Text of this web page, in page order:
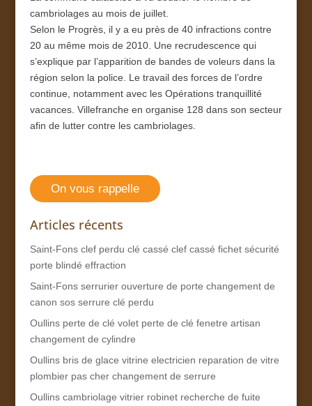
cambriolages au mois de juillet.
Selon le Progrès, il y a eu près de 40 infractions contre
20 au même mois de 2010. Une recrudescence qui
s’explique par l’apparition de bandes de voleurs dans la
région selon la police. Le travail des forces de l’ordre
continue, notamment avec les Opérations tranquillité
vacances. Villefranche en organise 128 dans son secteur
afin de lutter contre les cambriolages.
On vous rappelle
Articles récents
Saint-Fons clef perdu clé cassé clef cassé fichet sécurité
porte blindé effraction
Saint-Fons serrurier ouverture de porte changement de
canon sos serrure clé perdu
Oullins perte de clé volet perte de clé fenetre artisan
changement de cylindre
Oullins bris de glace vitrine electricien reparation de vitre
plombier pas cher changement de serrure
Oullins cambriolage vitrier robinet recherche de fuite